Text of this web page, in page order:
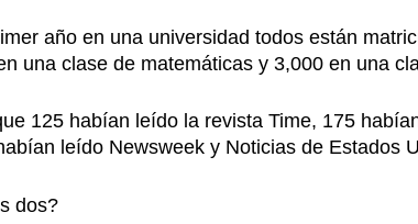
año en una universidad todos están
una clase de matemáticas y 3,000 en una
125 habían leído la revista Time, 175
leído Newsweek y Noticias de Estados
dos?